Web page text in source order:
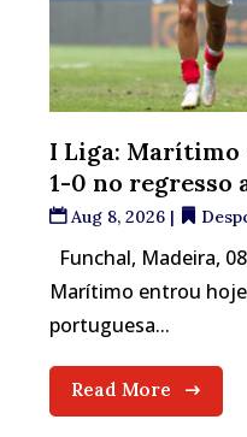
I Liga: Marítimo
1-0 no regresso
Aug 8, 2026 |
Funchal, Madeira,
Marítimo entrou
portuguesa...
Read More